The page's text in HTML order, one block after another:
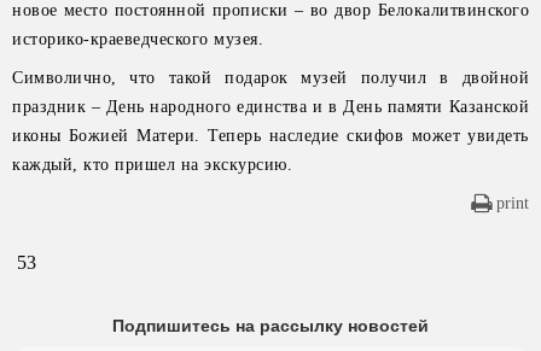
новое место постоянной прописки – во двор Белокалитвинского
историко-краеведческого музея.
Символично, что такой подарок музей получил в двойной
праздник – День народного единства и в День памяти Казанской
иконы Божией Матери. Теперь наследие скифов может увидеть
каждый, кто пришел на экскурсию.
print
53
Подпишитесь на рассылку новостей